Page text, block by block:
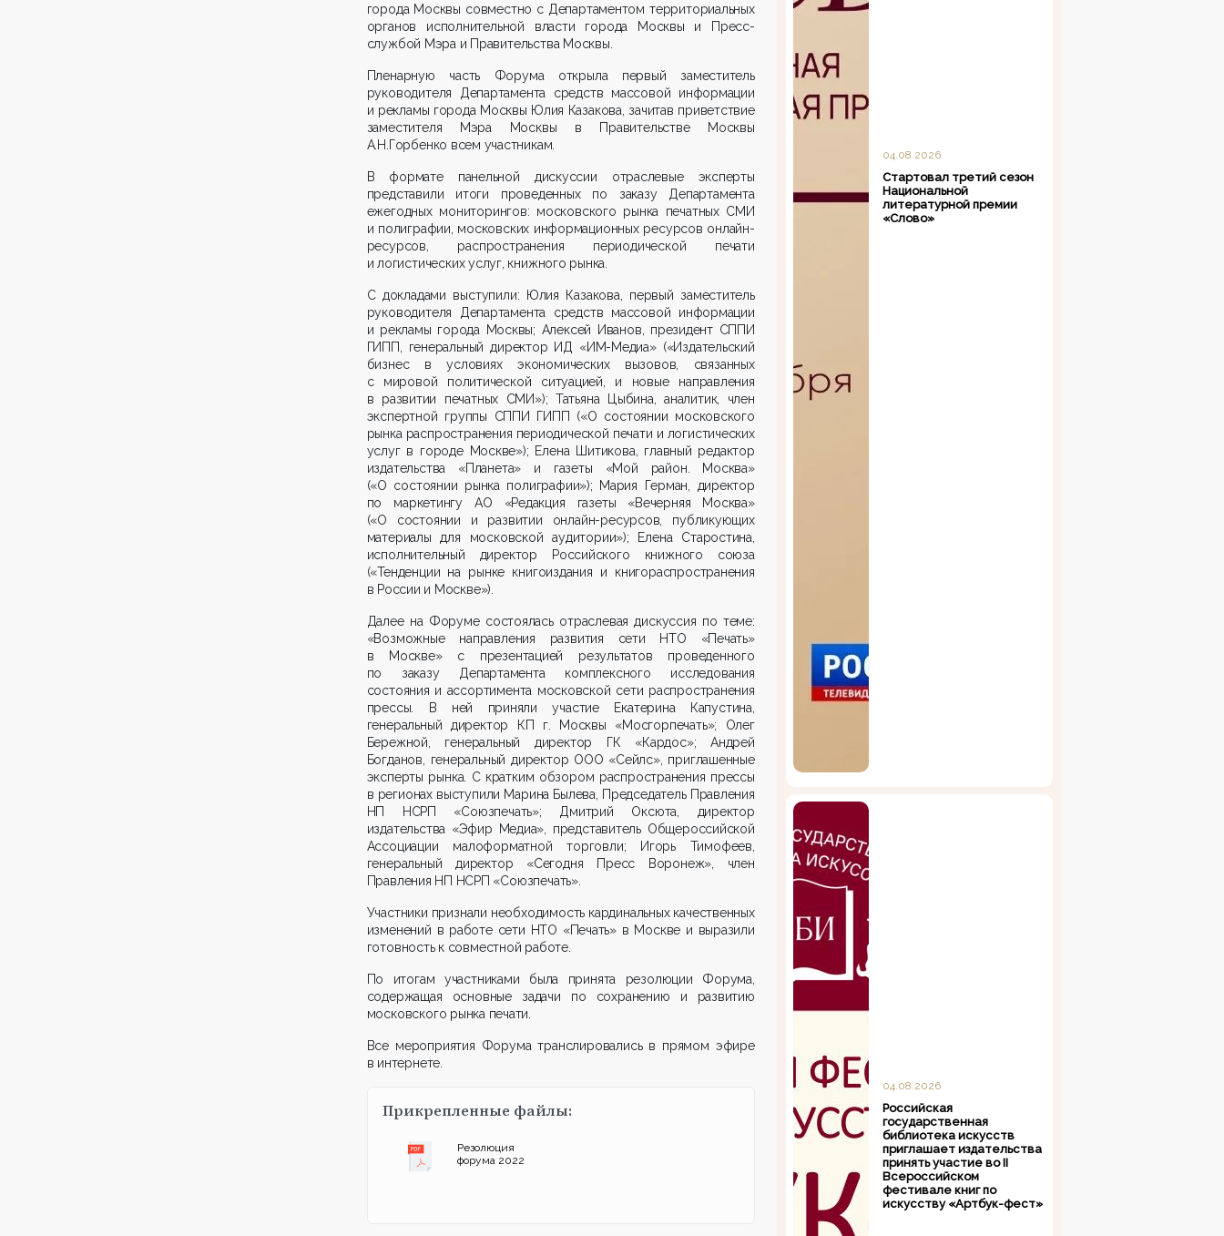
города Москвы совместно с Департаментом территориальных
органов исполнительной власти города Москвы и Пресс-
службой Мэра и Правительства Москвы.
Пленарную часть Форума открыла первый заместитель
руководителя Департамента средств массовой информации
и рекламы города Москвы Юлия Казакова, зачитав приветствие
заместителя Мэра Москвы в Правительстве Москвы
А.Н.Горбенко всем участникам.
В формате панельной дискуссии отраслевые эксперты
представили итоги проведенных по заказу Департамента
ежегодных мониторингов: московского рынка печатных СМИ
и полиграфии, московских информационных ресурсов онлайн-
ресурсов, распространения периодической печати
и логистических услуг, книжного рынка.
С докладами выступили: Юлия Казакова, первый заместитель
руководителя Департамента средств массовой информации
и рекламы города Москвы; Алексей Иванов, президент СППИ
ГИПП, генеральный директор ИД «ИМ-Медиа» («Издательский
бизнес в условиях экономических вызовов, связанных
с мировой политической ситуацией, и новые направления
в развитии печатных СМИ»); Татьяна Цыбина, аналитик, член
экспертной группы СППИ ГИПП («О состоянии московского
рынка распространения периодической печати и логистических
услуг в городе Москве»); Елена Шитикова, главный редактор
издательства «Планета» и газеты «Мой район. Москва»
(«О состоянии рынка полиграфии»); Мария Герман, директор
по маркетингу АО «Редакция газеты «Вечерняя Москва»
(«О состоянии и развитии онлайн-ресурсов, публикующих
материалы для московской аудитории»); Елена Старостина,
исполнительный директор Российского книжного союза
(«Тенденции на рынке книгоиздания и книгораспространения
в России и Москве»).
Далее на Форуме состоялась отраслевая дискуссия по теме:
«Возможные направления развития сети НТО «Печать»
в Москве» с презентацией результатов проведенного
по заказу Департамента комплексного исследования
состояния и ассортимента московской сети распространения
прессы. В ней приняли участие Екатерина Капустина,
генеральный директор КП г. Москвы «Мосгорпечать»; Олег
Бережной, генеральный директор ГК «Кардос»; Андрей
Богданов, генеральный директор ООО «Сейлс», приглашенные
эксперты рынка. С кратким обзором распространения прессы
в регионах выступили Марина Былева, Председатель Правления
НП НСРП «Союзпечать»; Дмитрий Оксюта, директор
издательства «Эфир Медиа», представитель Общероссийской
Ассоциации малоформатной торговли; Игорь Тимофеев,
генеральный директор «Сегодня Пресс Воронеж», член
Правления НП НСРП «Союзпечать».
Участники признали необходимость кардинальных качественных
изменений в работе сети НТО «Печать» в Москве и выразили
готовность к совместной работе.
По итогам участниками была принята резолюции Форума,
содержащая основные задачи по сохранению и развитию
московского рынка печати.
Все мероприятия Форума транслировались в прямом эфире
в интернете.
Прикрепленные файлы:
Резолюция
форума 2022
04.08.2026
Стартовал третий сезон
Национальной
литературной премии
«Слово»
04.08.2026
Российская
государственная
библиотека искусств
приглашает издательства
принять участие во II
Всероссийском
фестивале книг по
искусству «Артбук-фест»